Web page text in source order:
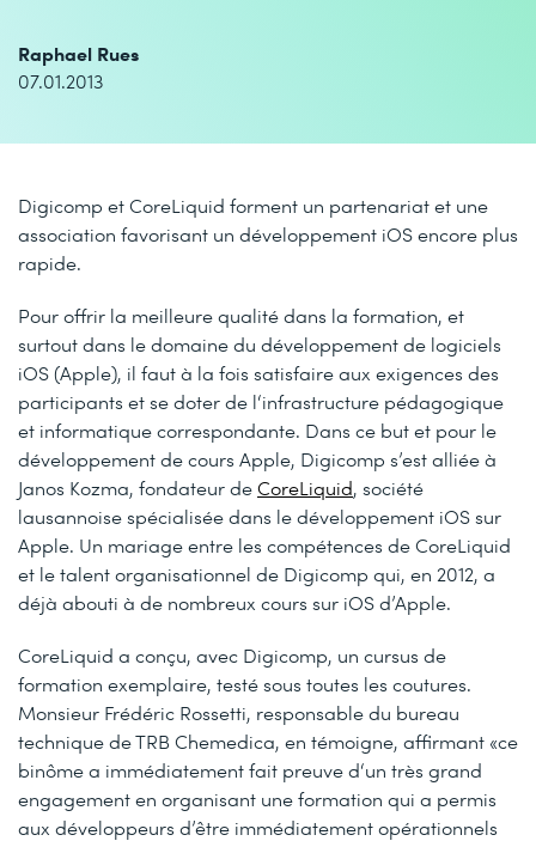
Raphael Rues
07.01.2013
Digicomp et CoreLiquid forment un partenariat et une
association favorisant un développement iOS encore plus
rapide.
Pour offrir la meilleure qualité dans la formation, et
surtout dans le domaine du développement de logiciels
iOS (Apple), il faut à la fois satisfaire aux exigences des
participants et se doter de l‘infrastructure pédagogique
et informatique correspondante. Dans ce but et pour le
développement de cours Apple, Digicomp s’est alliée à
Janos Kozma, fondateur deCoreLiquid, société
lausannoise spécialisée dans le développement iOS sur
Apple. Un mariage entre les compétences de CoreLiquid
et le talent organisationnel de Digicomp qui, en 2012, a
déjà abouti à de nombreux cours sur iOS d’Apple.
CoreLiquid a conçu, avec Digicomp, un cursus de
formation exemplaire, testé sous toutes les coutures.
Monsieur Frédéric Rossetti, responsable du bureau
technique de TRB Chemedica, en témoigne, affirmant «ce
binôme a immédiatement fait preuve d‘un très grand
engagement en organisant une formation qui a permis
aux développeurs d’être immédiatement opérationnels